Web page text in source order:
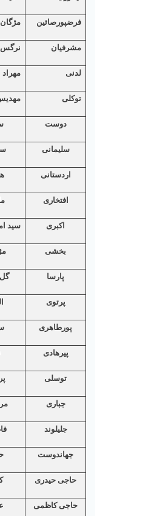
فرضپورصائین مژگان
مشرفیان نرگس
لدنی مهراد
توکلی
دوست
سلیمانی
اردستانی
افتخاری
اکبری سید
بخشی
پارسا
پرتوی
پورطاهری
پیرهادی
توسلی
جباری
جلیلوند
جهاندوست
حاجی حیدری
حاجی کاظمی